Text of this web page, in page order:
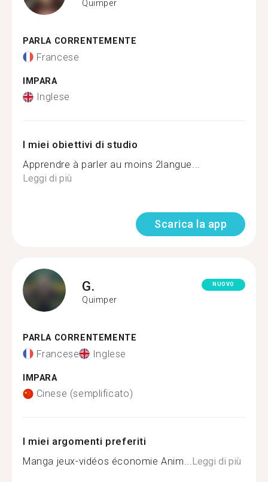
Quimper
PARLA CORRENTEMENTE
Francese
IMPARA
Inglese
I miei obiettivi di studio
Apprendre à parler au moins 2langue...
Leggi di più
Scarica la app
G.
Quimper
NUOVO
PARLA CORRENTEMENTE
Francese Inglese
IMPARA
Cinese (semplificato)
I miei argomenti preferiti
Manga jeux-vidéos économie Anim...Leggi di più